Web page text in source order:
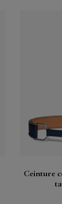
Ceinture